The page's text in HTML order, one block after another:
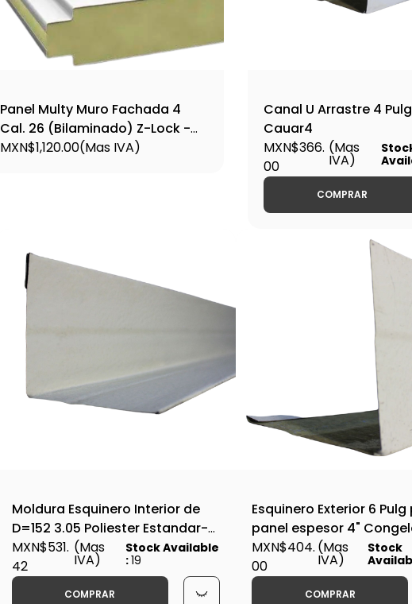
Panel Multy Muro Fachada 4
Cal. 26 (Bilaminado) Z-Lock -
MUPAMU4
MXN$1,120.00(Mas IVA)
Canal U Arrastre 4
Cauar4
MXN$366.
00
(Mas
IVA)
COMPRAR
Moldura Esquinero Interior de
D=152 3.05 Poliester Estandar-
Alta Calidad Blanco Liso Cal.24,
ESQINT3 - MOLDU0000190
MXN$531.
42
(Mas
IVA)
Stock Available
:19
COMPRAR
Esquinero Exterior 6
panel espesor 4"
MXN$404.
00
(Mas
IVA)
Stock
COMPRAR